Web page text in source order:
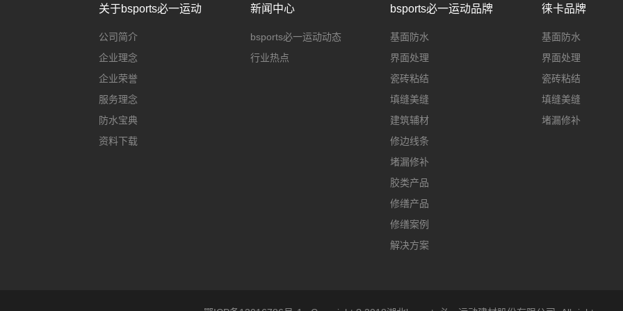
关于bsports必一运动
公司简介
企业理念
企业荣誉
服务理念
防水宝典
资料下载
新闻中心
bsports必一运动动态
行业热点
bsports必一运动品牌
基面防水
界面处理
瓷砖粘结
填缝美缝
建筑辅材
修边线条
堵漏修补
胶类产品
修缮产品
修缮案例
解决方案
徕卡品牌
基面防水
界面处理
瓷砖粘结
填缝美缝
堵漏修补